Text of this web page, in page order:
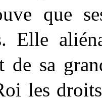
que
Elle
de sa
les